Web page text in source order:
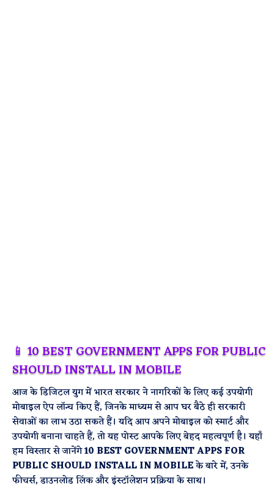
📱 10 BEST GOVERNMENT APPS FOR PUBLIC
SHOULD INSTALL IN MOBILE
आज के डिजिटल युग में भारत सरकार ने नागरिकों के लिए कई उपयोगी
मोबाइल ऐप लॉन्च किए हैं, जिनके माध्यम से आप घर बैठे ही सरकारी
सेवाओं का लाभ उठा सकते हैं। यदि आप अपने मोबाइल को स्मार्ट और
उपयोगी बनाना चाहते हैं, तो यह पोस्ट आपके लिए बेहद महत्वपूर्ण है। यहाँ
हम विस्तार से जानेंगे10 BEST GOVERNMENT APPS FOR
PUBLIC SHOULD INSTALL IN MOBILEके बारे में, उनके
फीचर्स, डाउनलोड लिंक और इंस्टॉलेशन प्रक्रिया के साथ।